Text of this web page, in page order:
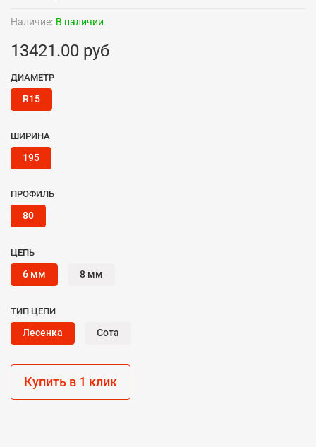
Наличие: В наличии
13421.00 руб
Купить в 1 клик
ДИАМЕТР
R15
ШИРИНА
195
ПРОФИЛЬ
80
ЦЕПЬ
6 мм 8 мм
ТИП ЦЕПИ
Лесенка Сота